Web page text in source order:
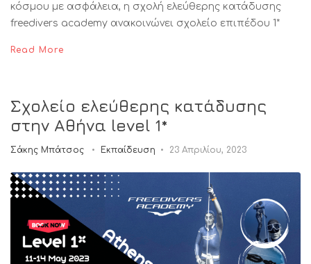
κόσμου με ασφάλεια, η σχολή ελεύθερης κατάδυσης
freedivers academy ανακοινώνει σχολείο επιπέδου 1*
Read More
Σχολείο ελεύθερης κατάδυσης
στην Αθήνα level 1*
Σάκης Μπάτσος Εκπαίδευση 23 Απριλίου, 2023